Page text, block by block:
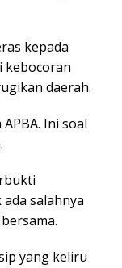
kepada
kebocoran
daerah.
Ini soal
salahnya
yang keliru